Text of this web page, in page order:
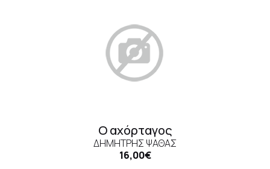
Ο αχόρταγος
ΔΗΜΉΤΡΗΣ ΨΑΘΆΣ
16,00€